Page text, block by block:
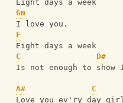
Eight days a week
Gm
I love you.
F
Eight days a week
C
D#
Is not enough to show
A#
C
Love you ev'ry day